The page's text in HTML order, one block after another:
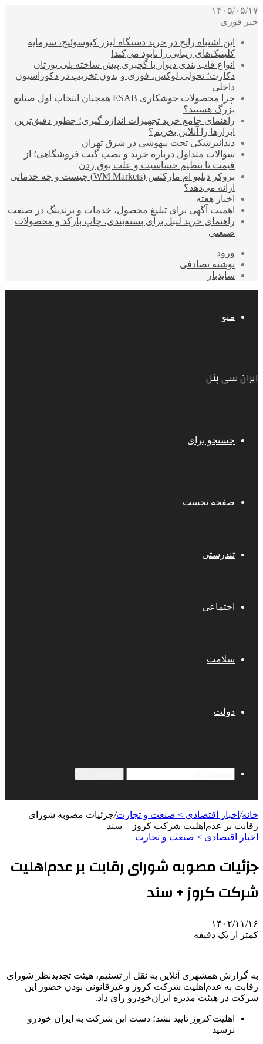
۱۴۰۵/۰۵/۱۷
خبر فوری
این اشتباه رایج در خرید دستگاه لیزر کیوسوئیچ، سرمایه
کلینیک‌های زیبایی را نابود می‌کند!
انواع قاب بندی دیوار با گچبری پیش ساخته پلی یورتان
دکارت؛ تحولی لوکس، فوری و بدون تخریب در دکوراسیون
داخلی
چرا محصولات جوشکاری ESAB همچنان انتخاب اول صنایع
بزرگ هستند؟
راهنمای جامع خرید تجهیزات اندازه گیری؛ چطور دقیق‌ترین
ابزارها را آنلاین بخریم؟
دندانپزشکی تحت بیهوشی در شرق تهران
سوالات متداول درباره خرید و نصب گیت فروشگاهی؛ از
قیمت تا تنظیم حساسیت و علت بوق زدن
بروکر دبلیو ام مارکتس (WM Markets) چیست و چه خدماتی
ارائه می‌دهد؟
اخبار هفته
اهمیت آگهی برای تبلیغ محصول، خدمات و برندینگ در صنعت
راهنمای خرید لیبل برای بسته‌بندی، چاپ بارکد و محصولات
صنعتی
ورود
نوشته تصادفی
سایدبار
منو
ایران سی پنل
جستجو برای
صفحه نخست
تندرستی
اجتماعی
سلامت
دولت
خانه/ اخبار اقتصادی > صنعت و تجارت/جزئیات مصوبه شورای
رقابت بر عدم‌اهلیت شرکت کروز + سند
اخبار اقتصادی > صنعت و تجارت
جزئیات مصوبه شورای رقابت بر عدم‌اهلیت
شرکت کروز + سند
۱۴۰۲/۱۱/۱۶
کمتر از یک دقیقه
به گزارش همشهری آنلاین به نقل از تسنیم، هیئت تجدیدنظر شورای
رقابت به عدم‌اهلیت شرکت کروز و غیرقانونی بودن حضور این
شرکت در هیئت مدیره ایران‌خودرو رأی داد.
اهلیتکروز تایید نشد؛ دست این شرکت به ایران خودرو
نرسید